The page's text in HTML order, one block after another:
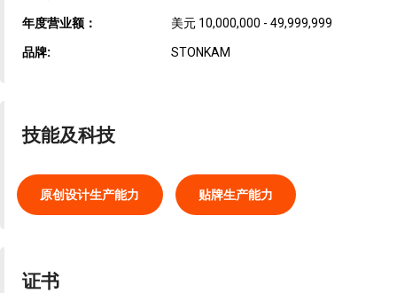
年度营业额： 美元 10,000,000 - 49,999,999
品牌: STONKAM
技能及科技
原创设计生产能力 贴牌生产能力
证书